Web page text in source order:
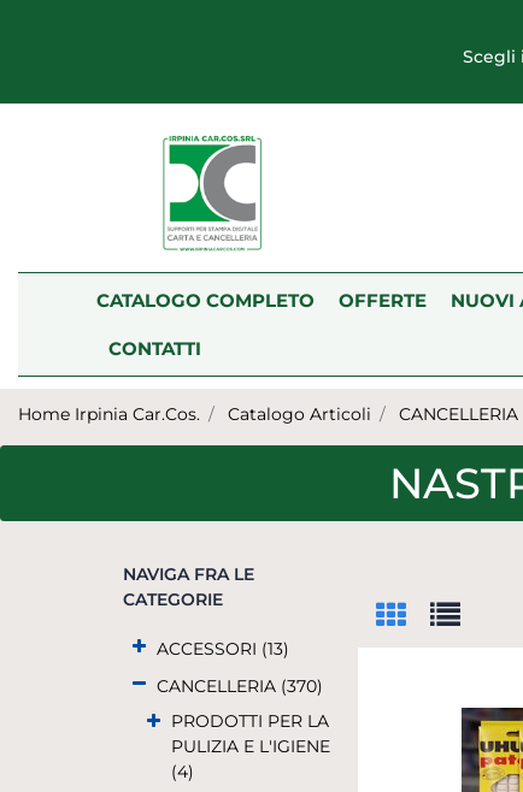
Scegli
CATALOGO COMPLETO OFFERTE NUOVI
CONTATTI
Home Irpinia Car.Cos. Catalogo Articoli CANCELLERIA
NAVIGA FRA LE
CATEGORIE
ACCESSORI (13)
CANCELLERIA (370)
PRODOTTI PER LA
PULIZIA E L'IGIENE
(4)